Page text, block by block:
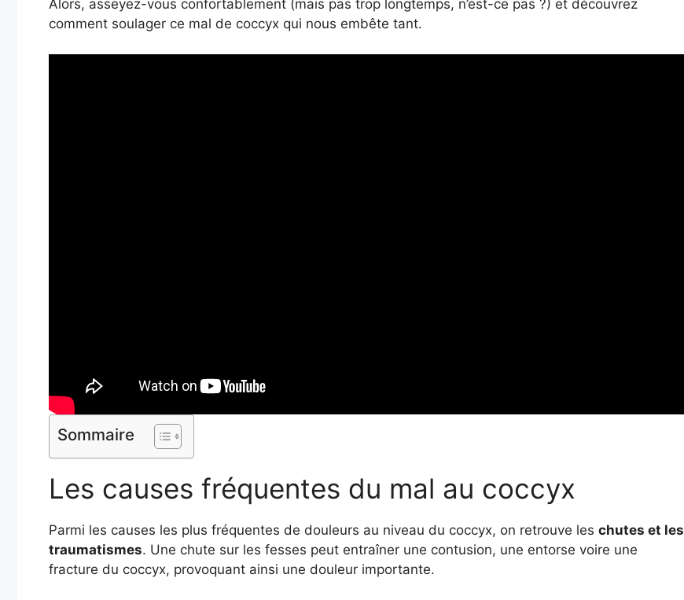
Alors, asseyez-vous confortablement (mais pas trop longtemps, n’est-ce pas ?) et découvrez
comment soulager ce mal de coccyx qui nous embête tant.
Sommaire
Les causes fréquentes du mal au coccyx
Parmi les causes les plus fréquentes de douleurs au niveau du coccyx, on retrouve les chutes et les
traumatismes. Une chute sur les fesses peut entraîner une contusion, une entorse voire une
fracture du coccyx, provoquant ainsi une douleur importante.